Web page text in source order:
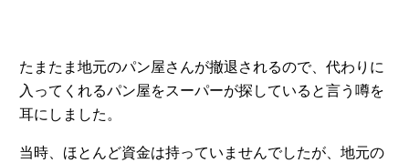
たまたま地元のパン屋さんが撤退されるので、代わりに
入ってくれるパン屋をスーパーが探していると言う噂を
耳にしました。
当時、ほとんど資金は持っていませんでしたが、地元の